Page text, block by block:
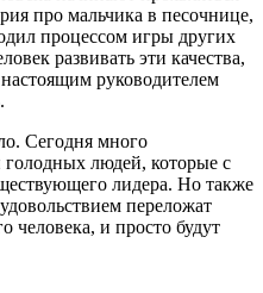
про мальчика в песочнице,
процессом игры других
развивать эти качества,
руководителем
Сегодня много
людей, которые с
лидера. Но также
переложат
человека, и просто будут